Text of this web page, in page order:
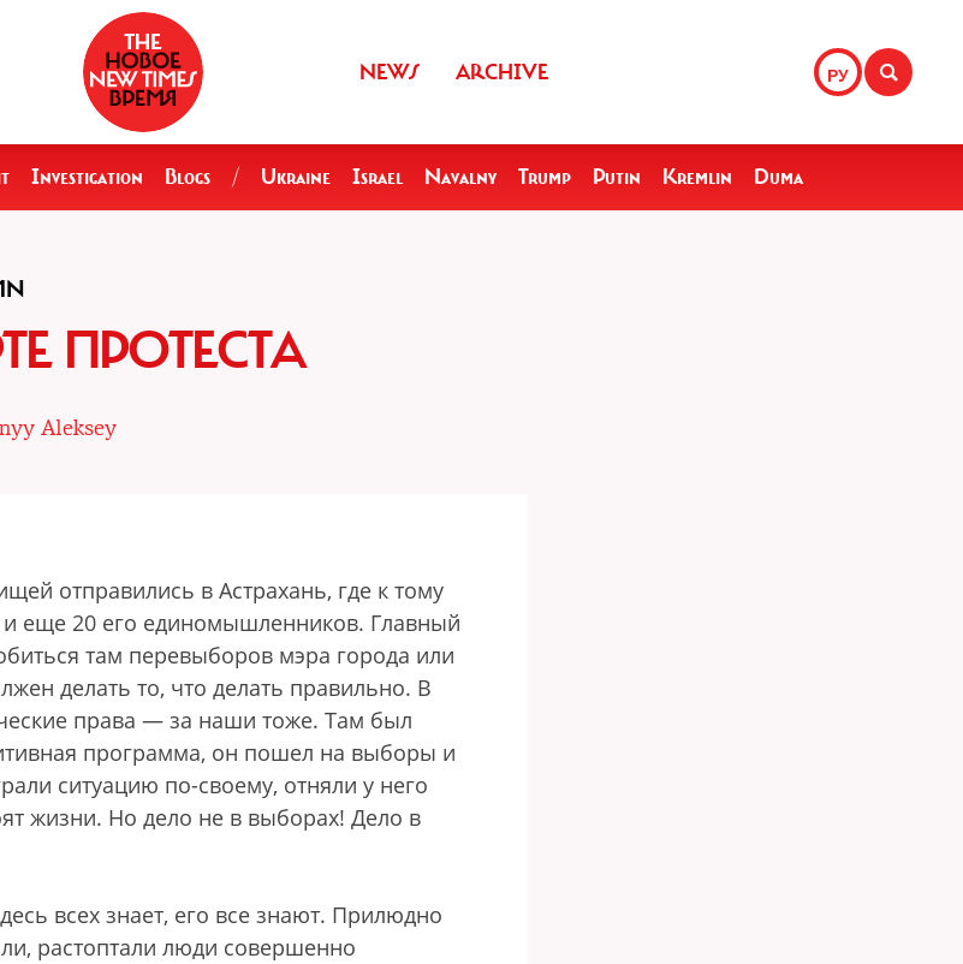
РУ
NEWS ARCHIVE
Investigation Blogs / Ukraine Israel Navalny Trump Putin Kremlin Duma
ПРОТЕСТА
Aleksey
отправились в Астрахань, где к тому
еще 20 его единомышленников. Главный
там перевыборов мэра города или
делать то, что делать правильно. В
права — за наши тоже. Там был
программа, он пошел на выборы и
ситуацию по-своему, отняли у него
жизни. Но дело не в выборах! Дело в
всех знает, его все знают. Прилюдно
растоптали люди совершенно